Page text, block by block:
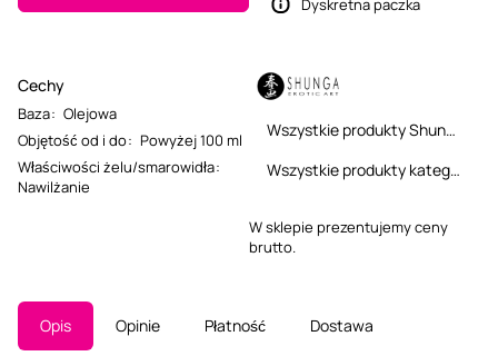
Cechy
Baza: Olejowa
Objętość od i do: Powyżej 100 ml
Właściwości żelu/smarowidła:
Nawilżanie
Dyskretna paczka
Wszystkie produkty Shunga
Wszystkie produkty kategorii
W sklepie prezentujemy ceny
brutto.
Opis Opinie Płatność Dostawa